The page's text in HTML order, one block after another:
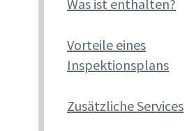
Was ist enthalten?
Vorteile eines
Inspektionsplans
Zusätzliche Services